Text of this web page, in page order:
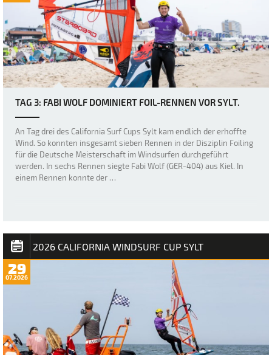
TAG 3: FABI WOLF DOMINIERT FOIL-RENNEN VOR SYLT.
An Tag drei des California Surf Cups Sylt kam endlich der erhoffte
Wind. So konnten insgesamt sieben Rennen in der Disziplin Foiling
für die Deutsche Meisterschaft im Windsurfen durchgeführt
werden. In sechs Rennen siegte Fabi Wolf (GER-404) aus Kiel. In
einem Rennen konnte der …
2026 CALIFORNIA WINDSURF CUP SYLT
29
07.2026